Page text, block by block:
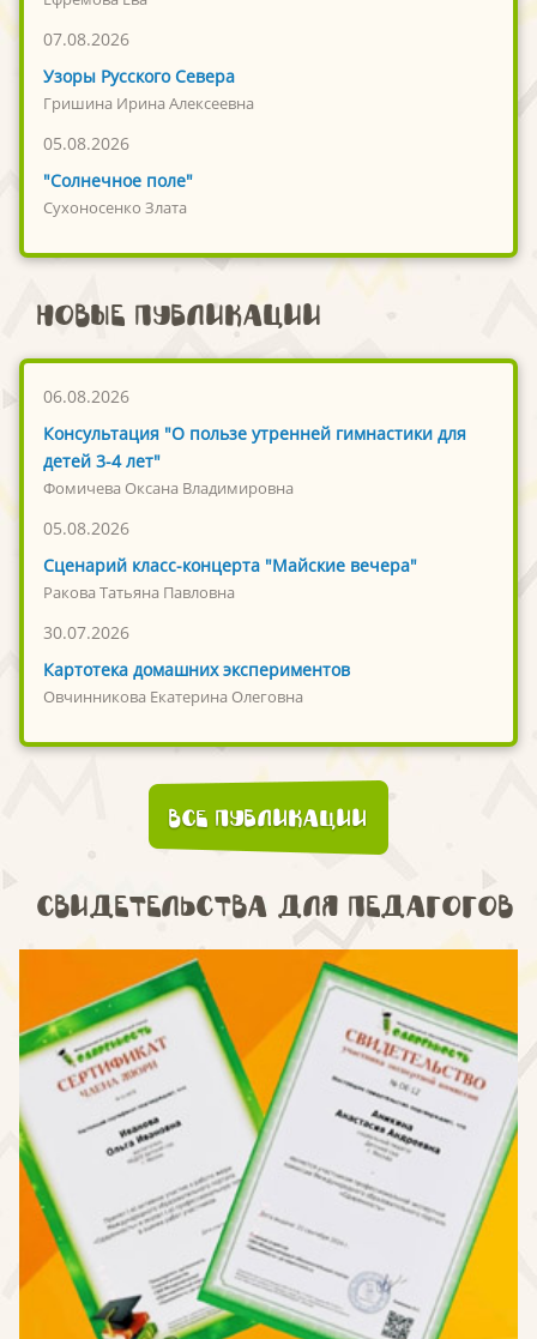
07.08.2026
Узоры Русского Севера
Гришина Ирина Алексеевна
05.08.2026
"Солнечное поле"
Сухоносенко Злата
Новые публикации
06.08.2026
Консультация "О пользе утренней гимнастики для
детей 3-4 лет"
Фомичева Оксана Владимировна
05.08.2026
Сценарий класс-концерта "Майские вечера"
Ракова Татьяна Павловна
30.07.2026
Картотека домашних экспериментов
Овчинникова Екатерина Олеговна
Все публикации
Свидетельства для педагогов